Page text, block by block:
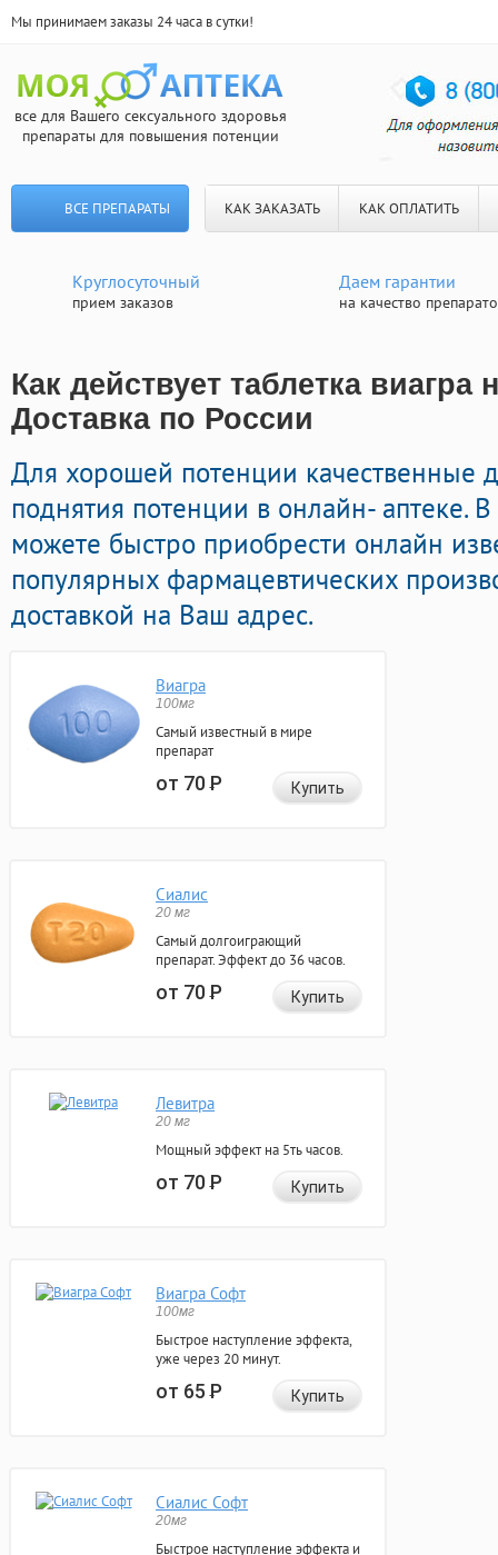
Мы принимаем заказы 24 часа в сутки!
все для Вашего сексуального здоровья
препараты для повышения потенции
ВСЕ ПРЕПАРАТЫ КАК ЗАКАЗАТЬ КАК ОПЛАТИТЬ
Круглосуточный
прием заказов
Даем гарантии
на качество
Как действует таблетка виагра
Доставка по России
Для хорошей потенции качественные
поднятия потенции в онлайн- аптеке.
можете быстро приобрести онлайн
популярных фармацевтических
доставкой на Ваш адрес.
Виагра
100мг
Самый известный в мире
препарат
от 70Р Купить
Сиалис
20 мг
Самый долгоиграющий
препарат. Эффект до 36 часов.
от 70Р Купить
Левитра
20 мг
Мощный эффект на 5ть часов.
от 70Р Купить
Виагра Софт
100мг
Быстрое наступление эффекта,
уже через 20 минут.
от 65Р Купить
Сиалис Софт
20мг
Быстрое наступление эффекта и